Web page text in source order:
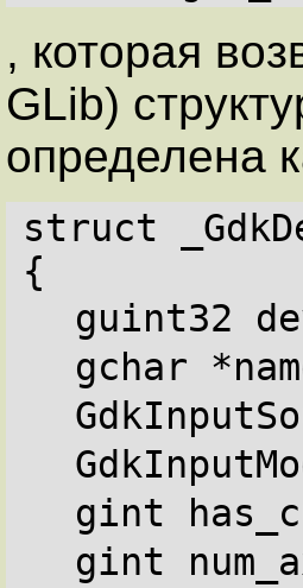
, которая
GLib)
определена
struct
{
guint32
gchar
gint
gint